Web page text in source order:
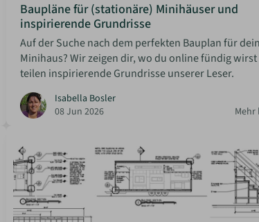
Baupläne für (stationäre) Minihäuser und
inspirierende Grundrisse
Auf der Suche nach dem perfekten Bauplan für dein
Minihaus? Wir zeigen dir, wo du online fündig
teilen inspirierende Grundrisse unserer Leser.
Isabella Bosler
08 Jun 2026
Mehr